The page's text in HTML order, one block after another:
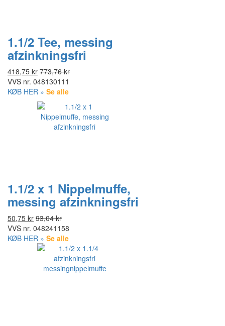
1.1/2 Tee, messing
afzinkningsfri
418,75 kr 773,76 kr
VVS nr. 048130111
KØB HER » Se alle
1.1/2 x 1 Nippelmuffe,
messing afzinkningsfri
50,75 kr 93,04 kr
VVS nr. 048241158
KØB HER » Se alle